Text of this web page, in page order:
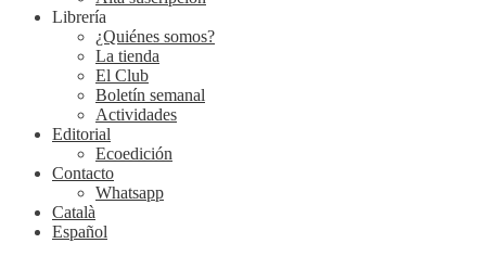
Librería
¿Quiénes somos?
La tienda
El Club
Boletín semanal
Actividades
Editorial
Ecoedición
Contacto
Whatsapp
Català
Español